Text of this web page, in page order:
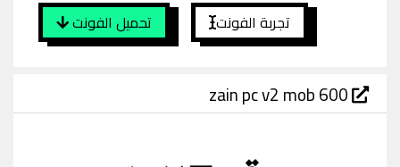
تحميل الفونت تجربة الفونت
zain pc v2 mob 600